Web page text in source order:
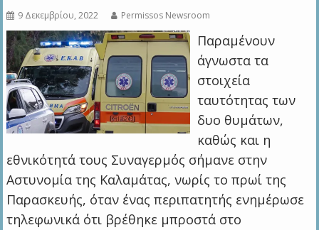
9 Δεκεμβρίου, 2022 Permissos Newsroom
Παραμένουν
άγνωστα τα
στοιχεία
ταυτότητας των
δυο θυμάτων,
καθώς και η
εθνικότητά τους Συναγερμός σήμανε στην
Αστυνομία της Καλαμάτας, νωρίς το πρωί της
Παρασκευής, όταν ένας περιπατητής ενημέρωσε
τηλεφωνικά ότι βρέθηκε μπροστά στο